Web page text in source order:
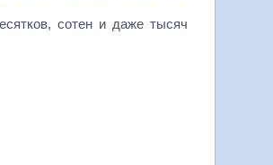
сотен и даже тысяч